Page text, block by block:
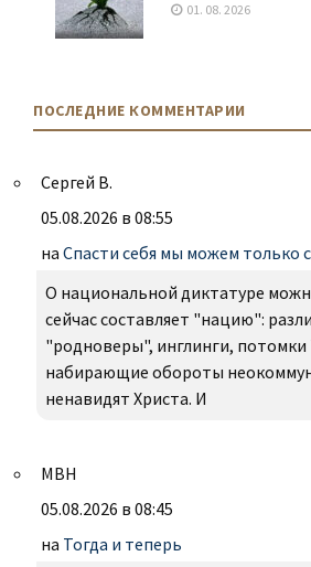
01. 08. 2026
ПОСЛЕДНИЕ КОММЕНТАРИИ
Сергей В.
05.08.2026 в 08:55
на Спасти себя мы можем только
О национальной диктатуре
сейчас составляет "нацию":
"родноверы", инглинги, потомки
набирающие обороты
ненавидят Христа. И
МВН
05.08.2026 в 08:45
на Тогда и теперь